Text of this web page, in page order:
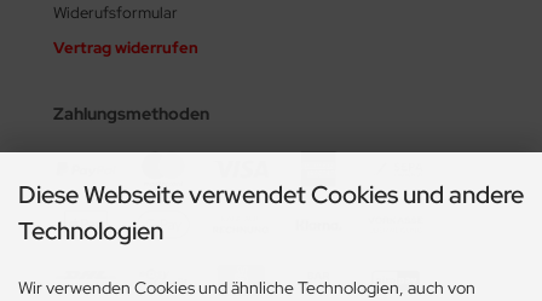
Widerufsformular
Vertrag widerrufen
Zahlungsmethoden
Diese Webseite verwendet Cookies und andere
Technologien
Wir verwenden Cookies und ähnliche Technologien, auch von